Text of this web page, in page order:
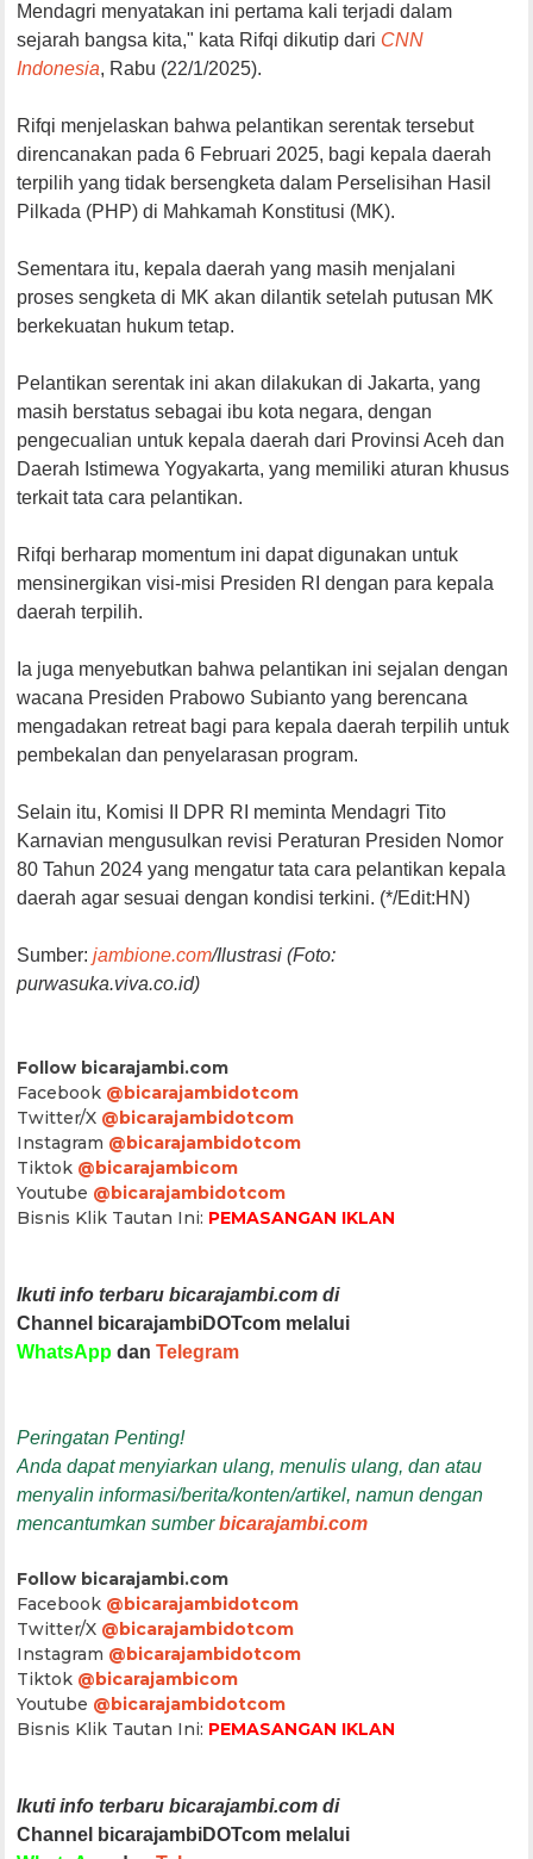
Mendagri menyatakan ini pertama kali terjadi dalam
sejarah bangsa kita," kata Rifqi dikutip dari CNN
Indonesia, Rabu (22/1/2025).
Rifqi menjelaskan bahwa pelantikan serentak tersebut
direncanakan pada 6 Februari 2025, bagi kepala daerah
terpilih yang tidak bersengketa dalam Perselisihan Hasil
Pilkada (PHP) di Mahkamah Konstitusi (MK).
Sementara itu, kepala daerah yang masih menjalani
proses sengketa di MK akan dilantik setelah putusan MK
berkekuatan hukum tetap.
Pelantikan serentak ini akan dilakukan di Jakarta, yang
masih berstatus sebagai ibu kota negara, dengan
pengecualian untuk kepala daerah dari Provinsi Aceh dan
Daerah Istimewa Yogyakarta, yang memiliki aturan khusus
terkait tata cara pelantikan.
Rifqi berharap momentum ini dapat digunakan untuk
mensinergikan visi-misi Presiden RI dengan para kepala
daerah terpilih.
Ia juga menyebutkan bahwa pelantikan ini sejalan dengan
wacana Presiden Prabowo Subianto yang berencana
mengadakan retreat bagi para kepala daerah terpilih untuk
pembekalan dan penyelarasan program.
Selain itu, Komisi II DPR RI meminta Mendagri Tito
Karnavian mengusulkan revisi Peraturan Presiden Nomor
80 Tahun 2024 yang mengatur tata cara pelantikan kepala
daerah agar sesuai dengan kondisi terkini. (*/Edit:HN)
Sumber:jambione.com/Ilustrasi (Foto:
purwasuka.viva.co.id)
Follow bicarajambi.com
Facebook @bicarajambidotcom
Twitter/X @bicarajambidotcom
Instagram @bicarajambidotcom
Tiktok @bicarajambicom
Youtube @bicarajambidotcom
Bisnis Klik Tautan Ini: PEMASANGAN IKLAN
Ikuti info terbaru bicarajambi.com di
Channel bicarajambiDOTcom melalui
WhatsApp danTelegram
Peringatan Penting!
Anda dapat menyiarkan ulang, menulis ulang, dan atau
menyalin informasi/berita/konten/artikel, namun dengan
mencantumkan sumberbicarajambi.com
Follow bicarajambi.com
Facebook @bicarajambidotcom
Twitter/X @bicarajambidotcom
Instagram @bicarajambidotcom
Tiktok @bicarajambicom
Youtube @bicarajambidotcom
Bisnis Klik Tautan Ini: PEMASANGAN IKLAN
Ikuti info terbaru bicarajambi.com di
Channel bicarajambiDOTcom melalui